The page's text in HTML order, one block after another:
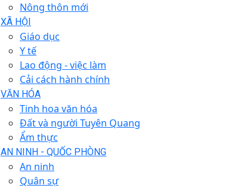
Nông thôn mới
XÃ HỘI
Giáo dục
Y tế
Lao động - việc làm
Cải cách hành chính
VĂN HÓA
Tinh hoa văn hóa
Đất và người Tuyên Quang
Ẩm thực
AN NINH - QUỐC PHÒNG
An ninh
Quân sự